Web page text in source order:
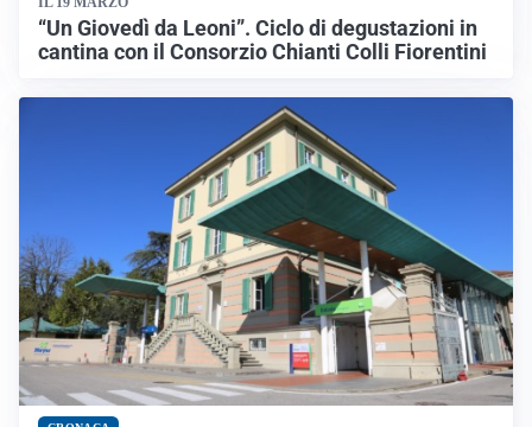
“Un Giovedì da Leoni”. Ciclo di degustazioni in
cantina con il Consorzio Chianti Colli Fiorentini